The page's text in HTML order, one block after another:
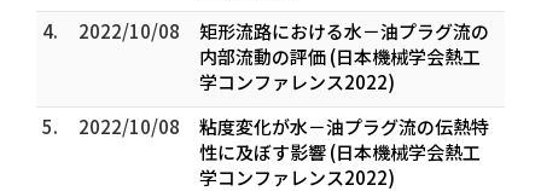
4.
2022/10/08
矩形流路における水－油プラグ流の
内部流動の評価 (日本機械学会熱工
学コンファレンス2022)
5.
2022/10/08
粘度変化が水－油プラグ流の伝熱特
性に及ぼす影響 (日本機械学会熱工
学コンファレンス2022)